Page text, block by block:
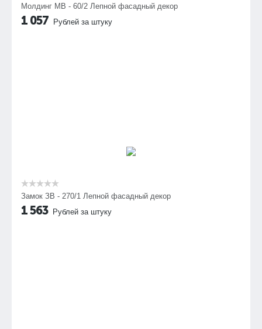
Молдинг МВ - 60/2 Лепной фасадный декор
1 057 Рублей за штуку
Замок ЗВ - 270/1 Лепной фасадный декор
1 563 Рублей за штуку